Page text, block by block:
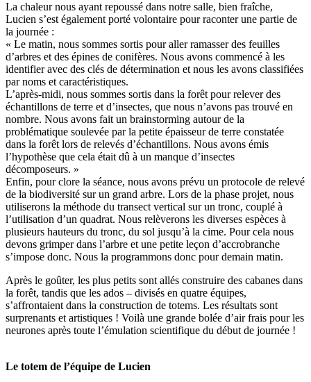
La chaleur nous ayant repoussé dans notre salle, bien fraîche,
Lucien s’est également porté volontaire pour raconter une partie de
la journée :
« Le matin, nous sommes sortis pour aller ramasser des feuilles
d’arbres et des épines de conifères. Nous avons commencé à les
identifier avec des clés de détermination et nous les avons classifiées
par noms et caractéristiques.
L’après-midi, nous sommes sortis dans la forêt pour relever des
échantillons de terre et d’insectes, que nous n’avons pas trouvé en
nombre. Nous avons fait un brainstorming autour de la
problématique soulevée par la petite épaisseur de terre constatée
dans la forêt lors de relevés d’échantillons. Nous avons émis
l’hypothèse que cela était dû à un manque d’insectes
décomposeurs. »
Enfin, pour clore la séance, nous avons prévu un protocole de relevé
de la biodiversité sur un grand arbre. Lors de la phase projet, nous
utiliserons la méthode du transect vertical sur un tronc, couplé à
l’utilisation d’un quadrat. Nous relèverons les diverses espèces à
plusieurs hauteurs du tronc, du sol jusqu’à la cime. Pour cela nous
devons grimper dans l’arbre et une petite leçon d’accrobranche
s’impose donc. Nous la programmons donc pour demain matin.
Après le goûter, les plus petits sont allés construire des cabanes dans
la forêt, tandis que les ados – divisés en quatre équipes,
s’affrontaient dans la construction de totems. Les résultats sont
surprenants et artistiques ! Voilà une grande bolée d’air frais pour les
neurones après toute l’émulation scientifique du début de journée !
Le totem de l’équipe de Lucien